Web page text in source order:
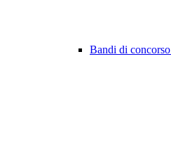
Bandi di concorso